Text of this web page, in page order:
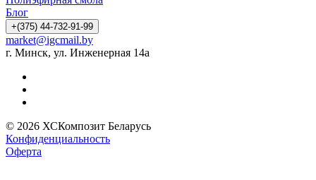
Блог
+(375) 44-732-91-99
market@igcmail.by
г. Минск, ул. Инженерная 14а
© 2026 ХСКомпозит Беларусь
Конфиденциальность
Оферта